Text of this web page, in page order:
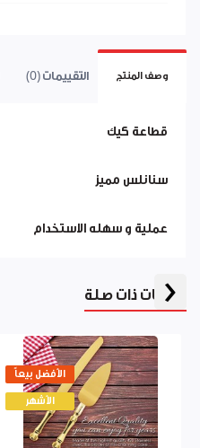
‹
وصف المنتج التقييمات (0)
قطاعة كيك
سنانلس مميز
عملية و سهله الاستخدام
منتجات ذات صلة
الأفضل بيعاً
الأشهر